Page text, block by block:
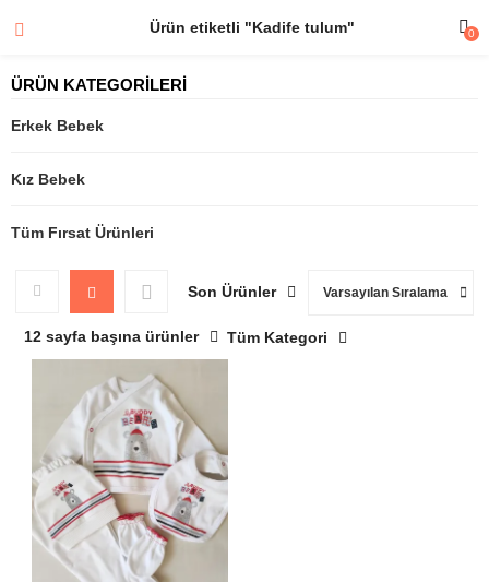
Ürün etiketli "Kadife tulum" 0
ÜRÜN KATEGORİLERİ
Erkek Bebek
Kız Bebek
Tüm Fırsat Ürünleri
Son Ürünler Varsayılan Sıralama
12 sayfa başına ürünler Tüm Kategori